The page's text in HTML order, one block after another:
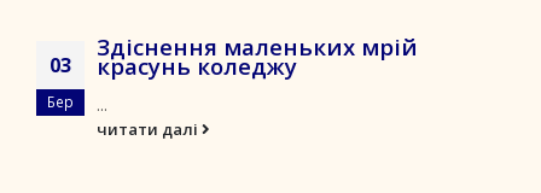
03
Бер
Здіснення маленьких мрій
красунь коледжу
...
читати далі